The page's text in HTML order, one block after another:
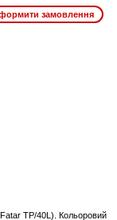
TP/40L). Кольоровий